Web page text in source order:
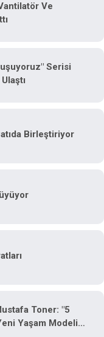
Ve
Serisi
Birleştiriyor
Toner: "5
Yaşam Modeli